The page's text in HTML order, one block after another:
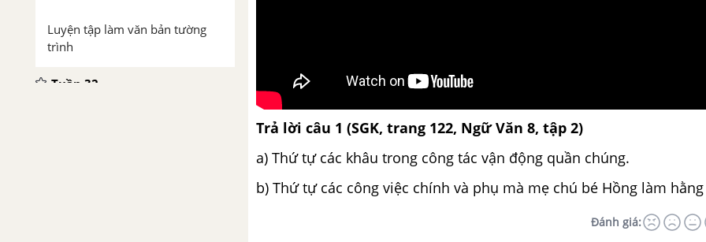
Luyện tập làm văn bản tường
trình
Tuần 32
Trả lời câu 1 (SGK, trang 122, Ngữ Văn 8, tập 2)
a) Thứ tự các khâu trong công tác vận động quần chúng.
b) Thứ tự các công việc chính và phụ mà mẹ chú bé Hồng làm hằng
Đánh giá: